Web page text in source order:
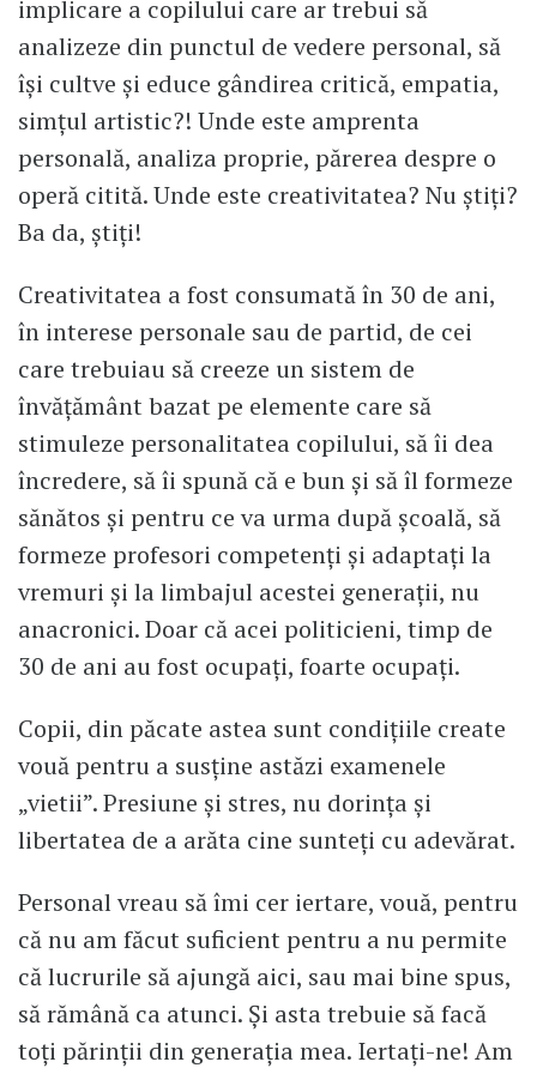
implicare a copilului care ar trebui să
analizeze din punctul de vedere personal, să
își cultve și educe gândirea critică, empatia,
simțul artistic?! Unde este amprenta
personală, analiza proprie, părerea despre o
operă citită. Unde este creativitatea? Nu știți?
Ba da, știți!
Creativitatea a fost consumată în 30 de ani,
în interese personale sau de partid, de cei
care trebuiau să creeze un sistem de
învățământ bazat pe elemente care să
stimuleze personalitatea copilului, să îi dea
încredere, să îi spună că e bun și să îl formeze
sănătos și pentru ce va urma după școală, să
formeze profesori competenți și adaptați la
vremuri și la limbajul acestei generații, nu
anacronici. Doar că acei politicieni, timp de
30 de ani au fost ocupați, foarte ocupați.
Copii, din păcate astea sunt condițiile create
vouă pentru a susține astăzi examenele
„vietii”. Presiune și stres, nu dorința și
libertatea de a arăta cine sunteți cu adevărat.
Personal vreau să îmi cer iertare, vouă, pentru
că nu am făcut suficient pentru a nu permite
că lucrurile să ajungă aici, sau mai bine spus,
să rămână ca atunci. Și asta trebuie să facă
toți părinții din generația mea. Iertați-ne! Am